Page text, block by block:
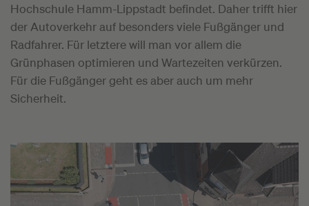
Hochschule Hamm-Lippstadt befindet. Daher trifft hier
der Autoverkehr auf besonders viele Fußgänger und
Radfahrer. Für letztere will man vor allem die
Grünphasen optimieren und Wartezeiten verkürzen.
Für die Fußgänger geht es aber auch um mehr
Sicherheit.